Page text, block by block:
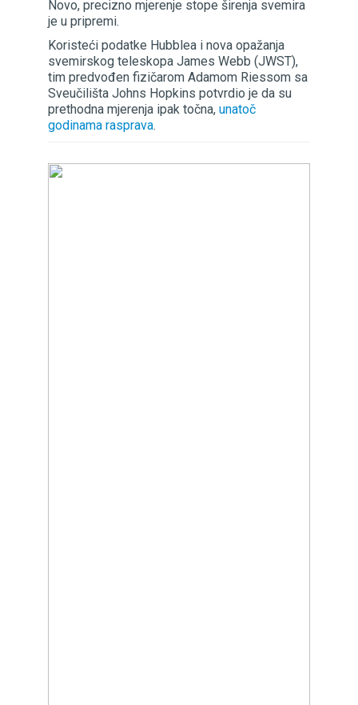
Novo, precizno mjerenje stope širenja svemira
je u pripremi.
Koristeći podatke Hubblea i nova opažanja
svemirskog teleskopa James Webb (JWST),
tim predvođen fizičarom Adamom Riessom sa
Sveučilišta Johns Hopkins potvrdio je da su
prethodna mjerenja ipak točna, unatoč
godinama rasprava.